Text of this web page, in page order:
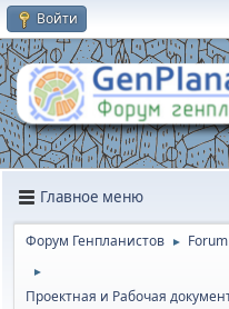
Войти
Главное меню
Форум Генпланистов ► Forum
►
Проектная и Рабочая